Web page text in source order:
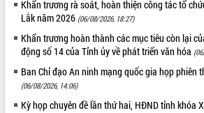
Họp báo thông tin về Hội nghị Công bố
Quy hoạch và Xúc tiến đầu tư tỉnh Đắk
Lắk
Khơi thông điểm nghẽn, đẩy nhanh
giải ngân vốn khắc phục thiên tai
HĐND tỉnh thông qua điều chỉnh Quy
hoạch tỉnh thời kỳ 2021-2030
Khẩn trương rà soát, hoàn thiện công tác tổ
Lắk năm 2026 (06/08/2026, 18:27)
Khẩn trương hoàn thành các mục tiêu còn lại
động số 14 của Tỉnh ủy về phát triển văn hóa
Ban Chỉ đạo An ninh mạng quốc gia họp phiên
(06/08/2026, 14:06)
Kỳ họp chuyên đề lần thứ hai, HĐND tỉnh khóa